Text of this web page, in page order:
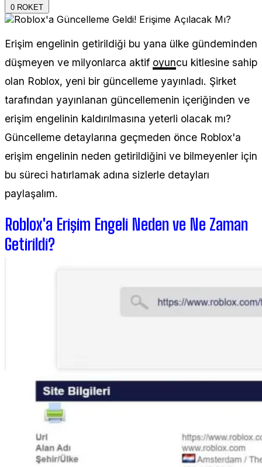
0 ROKET
Erişim engelinin getirildiği bu yana ülke gündeminden
düşmeyen ve milyonlarca aktif oyuncu kitlesine sahip
olan Roblox, yeni bir güncelleme yayınladı. Şirket
tarafından yayınlanan güncellemenin içeriğinden ve
erişim engelinin kaldırılmasına yeterli olacak mı?
Güncelleme detaylarına geçmeden önce Roblox'a
erişim engelinin neden getirildiğini ve bilmeyenler için
bu süreci hatırlamak adına sizlerle detayları
paylaşalım.
Roblox'a Erişim Engeli Neden ve Ne Zaman
Getirildi?